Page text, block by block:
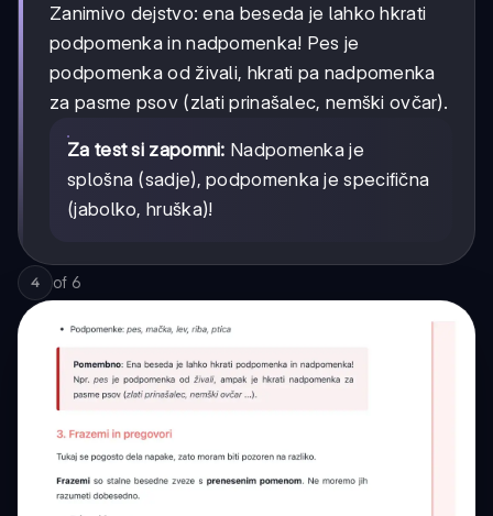
Zanimivo dejstvo: ena beseda je lahko hkrati
podpomenka in nadpomenka! Pes je
podpomenka od živali, hkrati pa nadpomenka
za pasme psov (zlati prinašalec, nemški ovčar).
Za test si zapomni: Nadpomenka je
splošna (sadje), podpomenka je specifična
(jabolko, hruška)!
4 of 6